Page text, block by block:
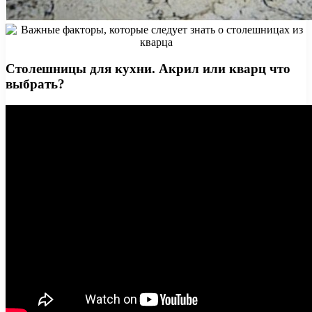
Столешницы для кухни. Акрил или кварц что
выбрать?